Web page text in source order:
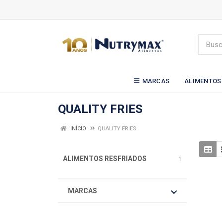
MARCAS
QUALITY FRIES
INÍCIO QUALITY FRIES
ALIMENTOS RESFRIADOS 1
MARCAS